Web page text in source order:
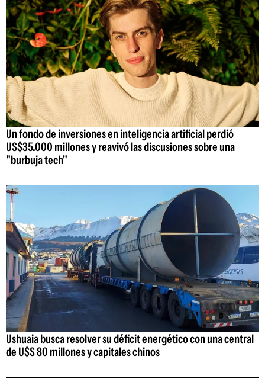
Un fondo de inversiones en inteligencia artificial perdió
US$35.000 millones y reavivó las discusiones sobre una
"burbuja tech"
Ushuaia busca resolver su déficit energético con una central
de U$S 80 millones y capitales chinos